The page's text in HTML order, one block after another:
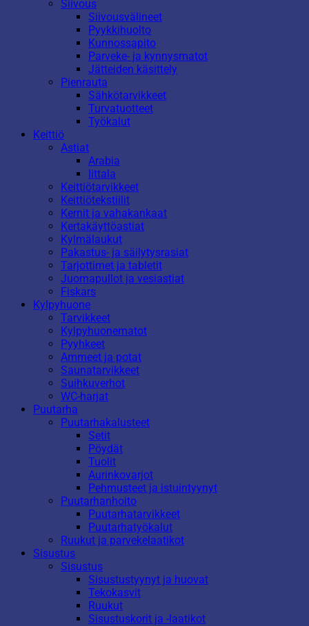
Siivous
Siivousvälineet
Pyykkihuolto
Kunnossapito
Parveke- ja kynnysmatot
Jätteiden käsittely
Pienrauta
Sähkötarvikkeet
Turvatuotteet
Työkalut
Keittiö
Astiat
Arabia
Iittala
Keittiötarvikkeet
Keittiötekstiilit
Kernit ja vahakankaat
Kertakäyttöastiat
Kylmälaukut
Pakastus- ja säilytysrasiat
Tarjottimet ja tabletit
Juomapullot ja vesiastiat
Fiskars
Kylpyhuone
Tarvikkeet
Kylpyhuonematot
Pyyhkeet
Ammeet ja potat
Saunatarvikkeet
Suihkuverhot
WC-harjat
Puutarha
Puutarhakalusteet
Setit
Pöydät
Tuolit
Aurinkovarjot
Pehmusteet ja istuintyynyt
Puutarhanhoito
Puutarhatarvikkeet
Puutarhatyökalut
Ruukut ja parvekelaatikot
Sisustus
Sisustus
Sisustustyynyt ja huovat
Tekokasvit
Ruukut
Sisustuskorit ja -laatikot